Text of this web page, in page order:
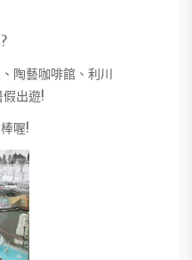
陶藝咖啡館、利川
出遊!
喔!